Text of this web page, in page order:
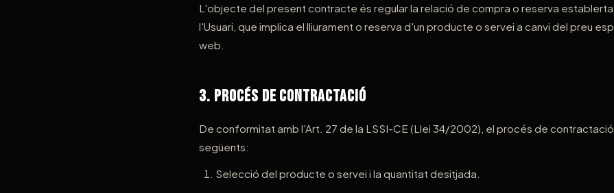
L'objecte del present contracte és regular la relació de compra o reserva
l'Usuari, que implica el lliurament o reserva d'un producte o servei a canvi del preu
web.
3. Procés de Contractació
De conformitat amb l'Art. 27 de la LSSI-CE (Llei 34/2002), el procés de
següents:
Selecció del producte o servei i la quantitat desitjada.